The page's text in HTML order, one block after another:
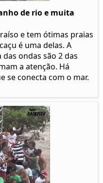
de rio e muita
e tem ótimas praias
é uma delas. A
ondas são 2 das
a atenção. Há
se conecta com o mar.